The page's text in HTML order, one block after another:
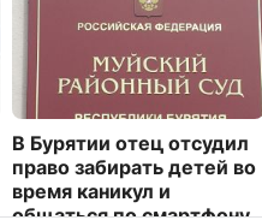
В Бурятии отец отсудил
право забирать детей во
время каникул и
общаться по смартфону